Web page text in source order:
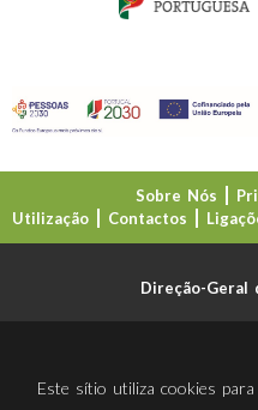
Sobre Nós
Utilização
Contactos
Direção-Geral
Este sítio utiliza cookies